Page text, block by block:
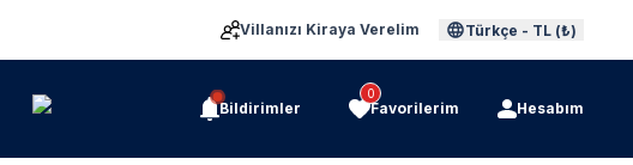
Villanızı Kiraya Verelim Türkçe - TL (₺)
Bildirimler
0
Favorilerim Hesabım